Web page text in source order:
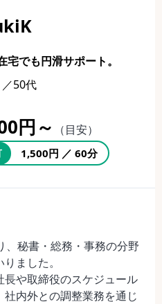
でも円滑サポート。
50代
円～ （目安）
1,500円 ／ 60分
、秘書・総務・事務の分野
ました。
や取締役のスケジュール
内外との調整業務を通じ